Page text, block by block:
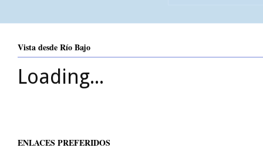
Vista desde Río Bajo
Loading...
ENLACES PREFERIDOS